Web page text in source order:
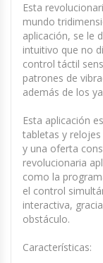
Esta
mundo
aplicación, se le
intuitivo que no
control táctil
patrones de
además de los
Esta aplicación
tabletas y
y una oferta
revolucionaria
como la
el control
interactiva,
obstáculo.
Características: